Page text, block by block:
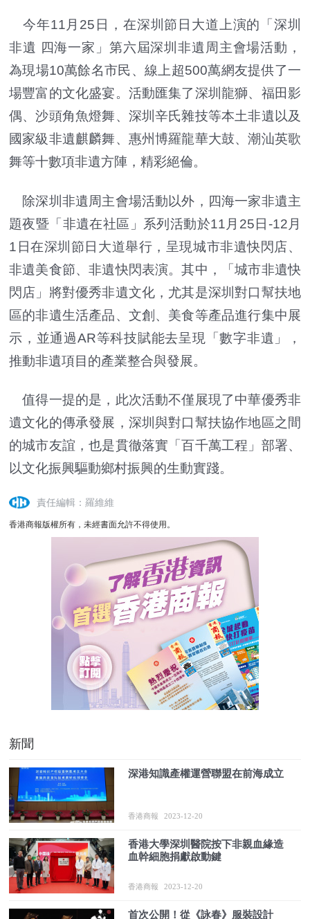
今年11月25日，在深圳節日大道上演的「深圳
非遺 四海一家」第六屆深圳非遺周主會場活動，
為現場10萬餘名市民、線上超500萬網友提供了一
場豐富的文化盛宴。活動匯集了深圳龍獅、福田影
偶、沙頭角魚燈舞、深圳辛氏雜技等本土非遺以及
國家級非遺麒麟舞、惠州博羅龍華大鼓、潮汕英歌
舞等十數項非遺方陣，精彩絕倫。
除深圳非遺周主會場活動以外，四海一家非遺主
題夜暨「非遺在社區」系列活動於11月25日-12月
1日在深圳節日大道舉行，呈現城市非遺快閃店、
非遺美食節、非遺快閃表演。其中，「城市非遺快
閃店」將對優秀非遺文化，尤其是深圳對口幫扶地
區的非遺生活產品、文創、美食等產品進行集中展
示，並通過AR等科技賦能去呈現「數字非遺」，
推動非遺項目的產業整合與發展。
值得一提的是，此次活動不僅展現了中華優秀非
遺文化的傳承發展，深圳與對口幫扶協作地區之間
的城市友誼，也是貫徹落實「百千萬工程」部署、
以文化振興驅動鄉村振興的生動實踐。
責任編輯：羅維維
香港商報版權所有，未經書面允許不得使用。
新聞
深港知識產權運營聯盟在前海成立
香港商報 2023-12-20
香港大學深圳醫院按下非親血緣造
血幹細胞捐獻啟動鍵
香港商報 2023-12-20
首次公開！從《詠春》服裝設計